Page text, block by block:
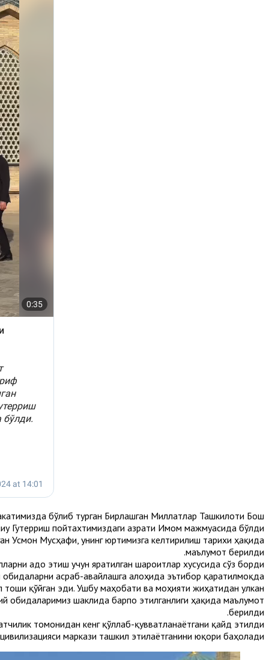
бўлиб турган Бирлашган Миллатлар Ташкилоти Бош
Гутерриш пойтахтимиздаги Ҳазрати Имом мажмуасида бўлди.
Усмон Мусҳафи, унинг юртимизга келтирилиш тарихи ҳақида
маълумот берилди.
адо этиш учун яратилган шароитлар хусусида сўз борди.
асраб-авайлашга алоҳида эътибор қаратилмоқда.
қўйган эди. Ушбу маҳобати ва моҳияти жиҳатидан улкан
шаклида барпо этилганлиги ҳақида маълумот
берилди.
томонидан кенг қўллаб-қувватланаётгани қайд этилди.
маркази ташкил этилаётганини юқори баҳолади.